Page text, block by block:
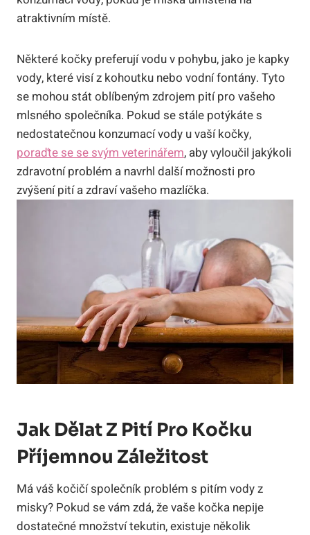
atraktivním místě.
Některé kočky preferují vodu v pohybu, jako je kapky
vody, které visí z kohoutku nebo vodní fontány. Tyto
se mohou stát oblíbeným zdrojem pití pro vašeho
mlsného společníka. Pokud se stále potýkáte s
nedostatečnou konzumací vody u vaší kočky,
poraďte se se svým veterinářem, aby vyloučil jakýkoli
zdravotní problém a navrhl další možnosti pro
zvýšení pití a zdraví vašeho mazlíčka.
Jak Dělat Z Pití Pro Kočku
Příjemnou Záležitost
Má váš kočičí společník problém s pitím vody z
misky? Pokud se vám zdá, že vaše kočka nepije
dostatečné množství tekutin, existuje několik